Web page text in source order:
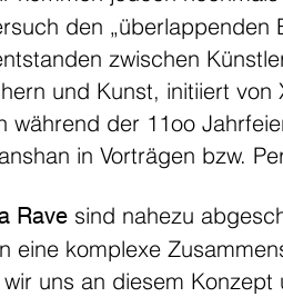
den „überlappenden
zwischen
und Kunst, initiiert von
während der 11oo
in Vorträgen bzw.
Rave sind nahezu
eine komplexe
uns an diesem Konzept